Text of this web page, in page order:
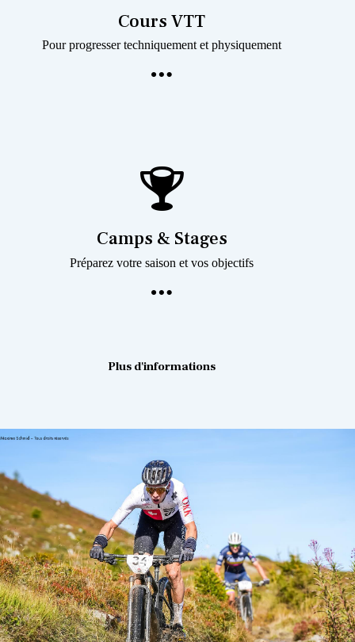
Cours VTT
Pour progresser techniquement et physiquement
Camps & Stages
Préparez votre saison et vos objectifs
Plus d'informations